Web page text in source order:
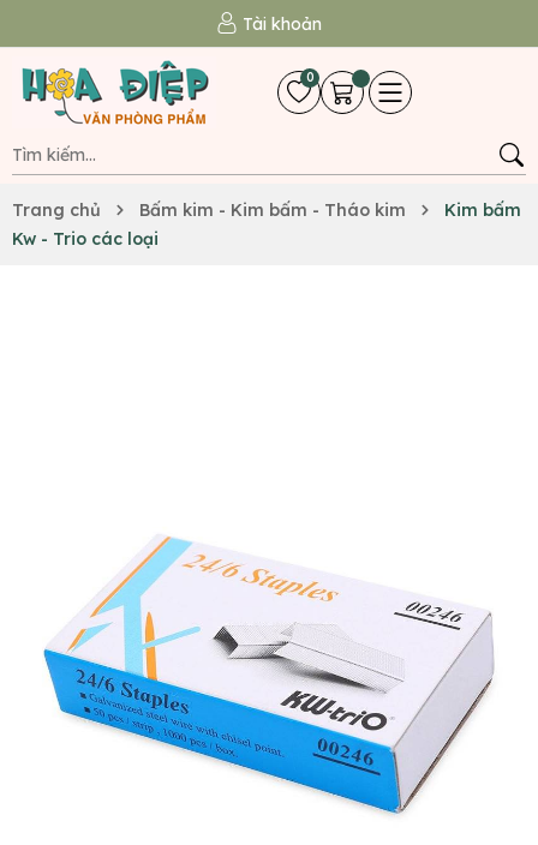
Tài khoản
0
Trang chủ Bấm kim - Kim bấm - Tháo kim
Kim bấm
Kw - Trio các loại